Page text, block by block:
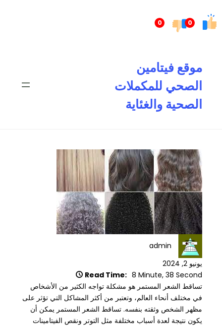
0
0إلى
موقع فيتامين
الصحي للمكملات
الصحية والغئاية
admin
يونيو 2, 2024
Read Time: 8 Minute, 38 Second
تساقط الشعر المستمر هو مشكلة تواجه الكثير من الأشخاص
في مختلف أنحاء العالم، وتعتبر من أكثر المشاكل التي تؤثر على
مظهر الشخص وثقته بنفسه. تساقط الشعر المستمر يمكن أن
يكون نتيجة لعدة أسباب مختلفة مثل التوتر ونقص الفيتامينات